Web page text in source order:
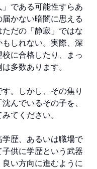
である可能性すらあ
かない暗闇に思える
だの「静寂」ではな
しれない。実際、深
に合格したり、まっ
多数あります。
。しかし、その焦り
んでいるその子を、
てください。
歴、あるいは職場で
供に学歴という武器
い方向に進むように